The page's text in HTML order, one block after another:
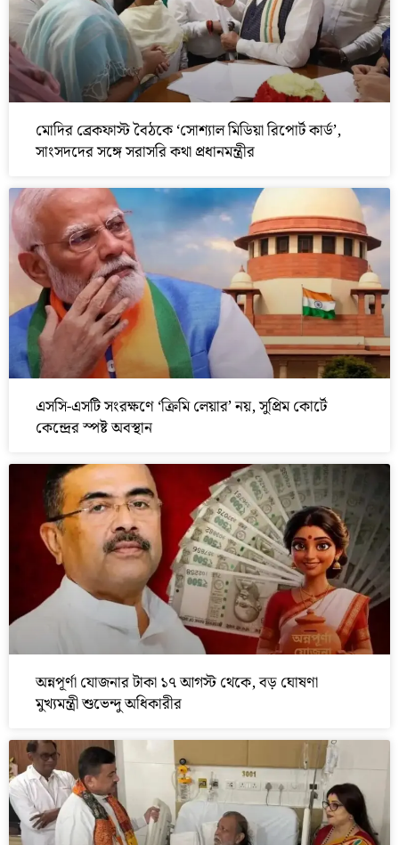
মোদির ব্রেকফাস্ট বৈঠকে ‘সোশ্যাল মিডিয়া রিপোর্ট কার্ড’,
সাংসদদের সঙ্গে সরাসরি কথা প্রধানমন্ত্রীর
এসসি-এসটি সংরক্ষণে ‘ক্রিমি লেয়ার’ নয়, সুপ্রিম কোর্টে
কেন্দ্রের স্পষ্ট অবস্থান
অন্নপূর্ণা যোজনার টাকা ১৭ আগস্ট থেকে, বড় ঘোষণা
মুখ্যমন্ত্রী শুভেন্দু অধিকারীর